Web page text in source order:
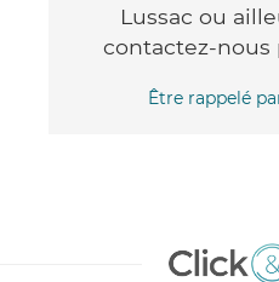
Lussac ou
contactez-nous
Être rappelé